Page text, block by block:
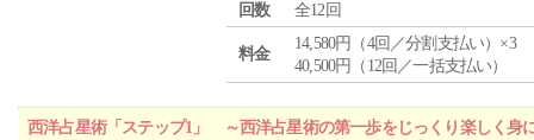
回数
全12回
料金
14,580円（4回／分割支払い）×3
40,500円（12回／一括支払い）
西洋占星術「ステップ1」 ～西洋占星術の第一歩をじっくり楽しく身